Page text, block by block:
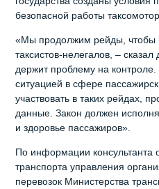
безопасной работы
«Мы продолжим рейды, чтобы
таксистов-нелегалов, –
держит проблему на
ситуацией в сфере
участвовать в таких рейдах,
данные. Закон должен
и здоровье пассажиров».
По информации консультанта
транспорта управления
перевозок Министерства